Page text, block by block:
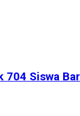
Siswa